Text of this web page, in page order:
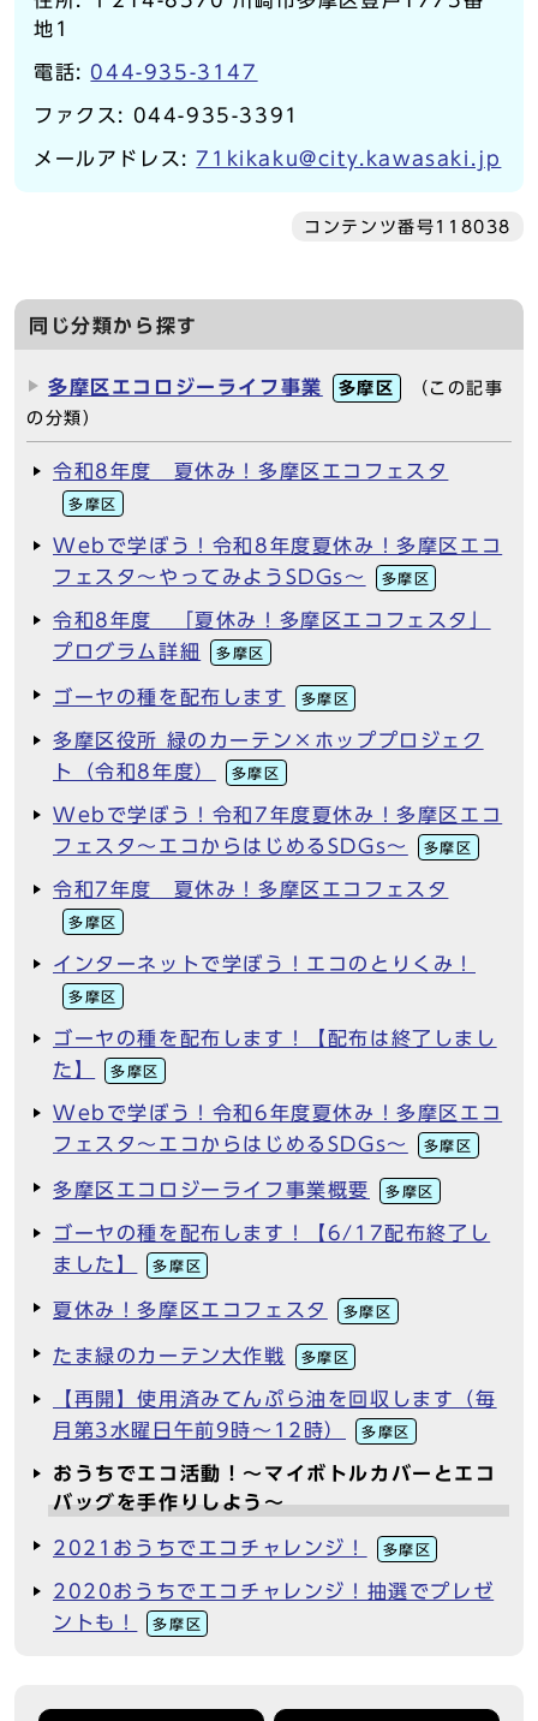
地1
電話: 044-935-3147
ファクス: 044-935-3391
メールアドレス:71kikaku@city.kawasaki.jp
コンテンツ番号118038
同じ分類から探す
多摩区エコロジーライフ事業 多摩区
（この記事
の分類）
令和8年度 夏休み！多摩区エコフェスタ
多摩区
Webで学ぼう！令和8年度夏休み！多摩区エコ
フェスタ～やってみようSDGs～
多摩区
令和8年度 「夏休み！多摩区エコフェスタ」
プログラム詳細
多摩区
ゴーヤの種を配布します 多摩区
多摩区役所 緑のカーテン×ホッププロジェク
ト（令和8年度）
多摩区
Webで学ぼう！令和7年度夏休み！多摩区エコ
フェスタ～エコからはじめるSDGs～
多摩区
令和7年度 夏休み！多摩区エコフェスタ
多摩区
インターネットで学ぼう！エコのとりくみ！
多摩区
ゴーヤの種を配布します！【配布は終了しまし
た】
多摩区
Webで学ぼう！令和6年度夏休み！多摩区エコ
フェスタ～エコからはじめるSDGs～
多摩区
多摩区エコロジーライフ事業概要 多摩区
ゴーヤの種を配布します！【6/17配布終了し
ました】
多摩区
夏休み！多摩区エコフェスタ 多摩区
たま緑のカーテン大作戦 多摩区
【再開】使用済みてんぷら油を回収します（毎
月第3水曜日午前9時～12時）
多摩区
おうちでエコ活動！～マイボトルカバーとエコ
バッグを手作りしよう～
2021おうちでエコチャレンジ！ 多摩区
2020おうちでエコチャレンジ！抽選でプレゼ
ントも！
多摩区